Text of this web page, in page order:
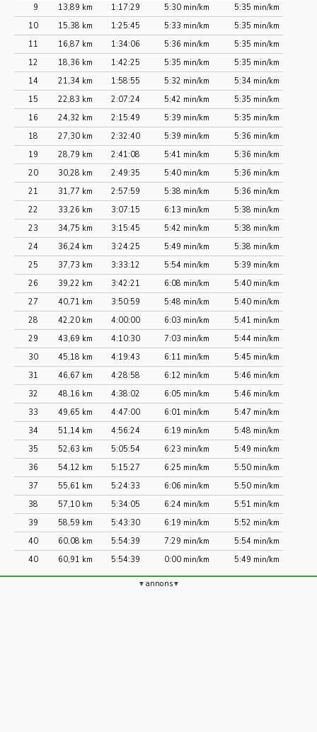
9
13,89 km 1:17:29 5:30 min/km
5:35 min/km
10
15,38 km 1:25:45 5:33 min/km
5:35 min/km
11
16,87 km 1:34:06 5:36 min/km
5:35 min/km
12
18,36 km 1:42:25 5:35 min/km
5:35 min/km
14
21,34 km 1:58:55 5:32 min/km
5:34 min/km
15
22,83 km 2:07:24 5:42 min/km
5:35 min/km
16
24,32 km 2:15:49 5:39 min/km
5:35 min/km
18
27,30 km 2:32:40 5:39 min/km
5:36 min/km
19
28,79 km 2:41:08 5:41 min/km
5:36 min/km
20
30,28 km 2:49:35 5:40 min/km
5:36 min/km
21
31,77 km 2:57:59 5:38 min/km
5:36 min/km
22
33,26 km 3:07:15 6:13 min/km
5:38 min/km
23
34,75 km 3:15:45 5:42 min/km
5:38 min/km
24
36,24 km 3:24:25 5:49 min/km
5:38 min/km
25
37,73 km 3:33:12 5:54 min/km
5:39 min/km
26
39,22 km 3:42:21 6:08 min/km
5:40 min/km
27
40,71 km 3:50:59 5:48 min/km
5:40 min/km
28
42,20 km 4:00:00 6:03 min/km
5:41 min/km
29
43,69 km 4:10:30 7:03 min/km
5:44 min/km
30
45,18 km 4:19:43 6:11 min/km
5:45 min/km
31
46,67 km 4:28:58 6:12 min/km
5:46 min/km
32
48,16 km 4:38:02 6:05 min/km
5:46 min/km
33
49,65 km 4:47:00 6:01 min/km
5:47 min/km
34
51,14 km 4:56:24 6:19 min/km
5:48 min/km
35
52,63 km 5:05:54 6:23 min/km
5:49 min/km
36
54,12 km 5:15:27 6:25 min/km
5:50 min/km
37
55,61 km 5:24:33 6:06 min/km
5:50 min/km
38
57,10 km 5:34:05 6:24 min/km
5:51 min/km
39
58,59 km 5:43:30 6:19 min/km
5:52 min/km
40
60,08 km 5:54:39 7:29 min/km
5:54 min/km
40
60,91 km 5:54:39 0:00 min/km 5:49 min/km
annons